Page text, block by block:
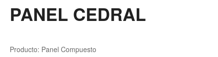
PANEL CEDRAL
Producto: Panel Compuesto